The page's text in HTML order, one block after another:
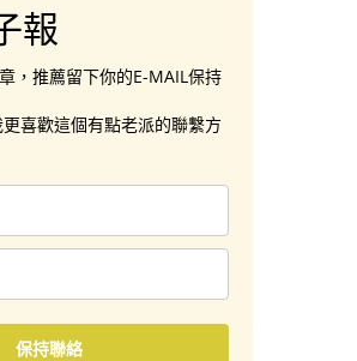
報
，推薦留下你的E-MAIL保持
喜歡這個有點老派的聯繫方
保持聯絡